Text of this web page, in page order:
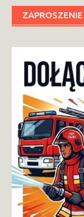
ZAPROSZENIE